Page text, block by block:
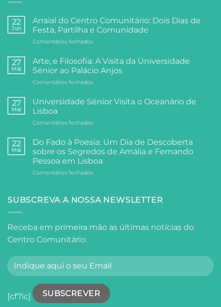
22
Jun
Arraial do Centro Comunitário: Dois Dias de
Festa, Partilha e Comunidade
Comentários fechadosem
do
Centro
Comunitário:
Dois
de
e
27
Mai
Arte, e Filosofia: A Visita da Universidade
Sénior ao Palácio Anjos
Comentários fechadosem
e
Visita
Universidade
Sénior
Palácio
Anjos
27
Mai
Universidade Sénior Visita o Oceanário de
Lisboa
Comentários fechadosem
Sénior
Visita
o
Oceanário
de
22
Mai
Do Fado à Poesia: Um Dia de Descoberta
sobre os Segredos de Amália e Fernando
Pessoa em Lisboa
Comentários fechadosem
à
Dia
de
os
Segredos
e
Fernando
SUBSCREVA A NOSSA NEWSLETTER
Receba em primeira mão as últimas notícias do
Centro Comunitário.
[cf7ic]